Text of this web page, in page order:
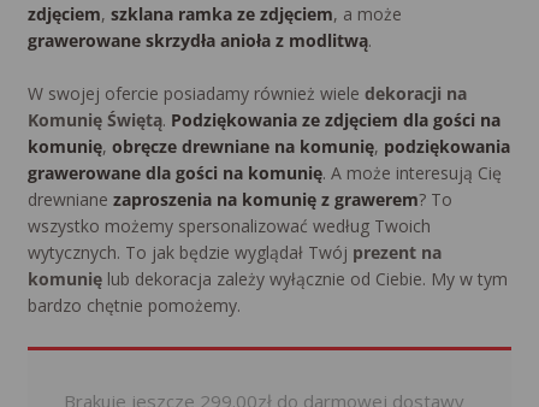
zdjęciem, szklana ramka ze zdjęciem, a może
grawerowane skrzydła anioła z modlitwą.
W swojej ofercie posiadamy również wiele dekoracji na
Komunię Świętą. Podziękowania ze zdjęciem dla gości na
komunię, obręcze drewniane na komunię, podziękowania
grawerowane dla gości na komunię. A może interesują Cię
drewniane zaproszenia na komunię z grawerem? To
wszystko możemy spersonalizować według Twoich
wytycznych. To jak będzie wyglądał Twój prezent na
komunięlub dekoracja zależy wyłącznie od Ciebie. My w tym
bardzo chętnie pomożemy.
Brakuje jeszcze 299.00złdo darmowej dostawy